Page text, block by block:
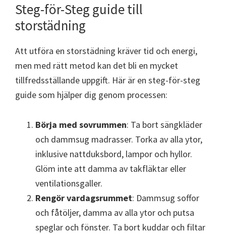
Steg-för-Steg guide till
storstädning
Att utföra en storstädning kräver tid och energi,
men med rätt metod kan det bli en mycket
tillfredsställande uppgift. Här är en steg-för-steg
guide som hjälper dig genom processen:
Börja med sovrummen: Ta bort sängkläder
och dammsug madrasser. Torka av alla ytor,
inklusive nattduksbord, lampor och hyllor.
Glöm inte att damma av takfläktar eller
ventilationsgaller.
Rengör vardagsrummet: Dammsug soffor
och fåtöljer, damma av alla ytor och putsa
speglar och fönster. Ta bort kuddar och filtar